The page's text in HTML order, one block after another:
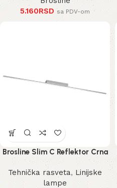
5.160RSD sa PDV-om
Brosline Slim C Reflektor Crna
3000K 1200 mm 40 mm 1291
mm
Tehnička rasveta, Linijske
lampe